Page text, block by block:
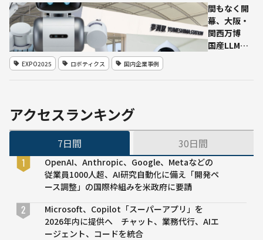
能を導
入 会
話型検
索で情
間もなく開
幕、大阪・
関西万博
国産LLM搭
ロボット
ミィ）」が
案内役に
EXPO2025 ロボティクス 国内企業事例
アクセスランキング
7日間 30日間
OpenAI、Anthropic、Google、Metaなどの
従業員1000人超、AI研究自動化に備え「開発ペ
ース調整」の国際枠組みを米政府に要請
Microsoft、Copilot「スーパーアプリ」を
2026年内に提供へ チャット、業務代行、AIエ
ージェント、コードを統合